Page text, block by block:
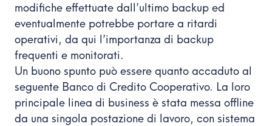
modifiche effettuate dall’ultimo backup ed
eventualmente potrebbe portare a ritardi
operativi, da qui l’importanza di backup
frequenti e monitorati.
Un buono spunto può essere quanto accaduto al
seguente Banco di Credito Cooperativo. La loro
principale linea di business è stata messa offline
da una singola postazione di lavoro, con sistema